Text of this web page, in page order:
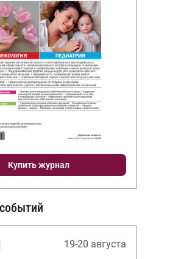
Купить журнал
19-20 августа